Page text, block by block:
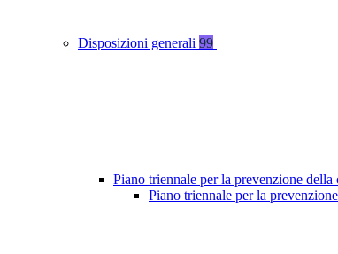
Disposizioni generali 99
Piano triennale per la prevenzione della
Piano triennale per la